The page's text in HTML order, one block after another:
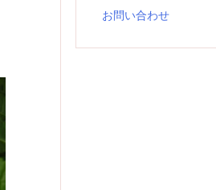
お問い合わせ